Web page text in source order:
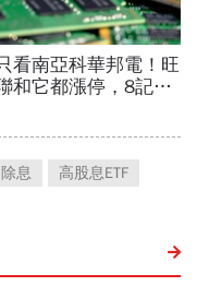
除息 高股息ETF